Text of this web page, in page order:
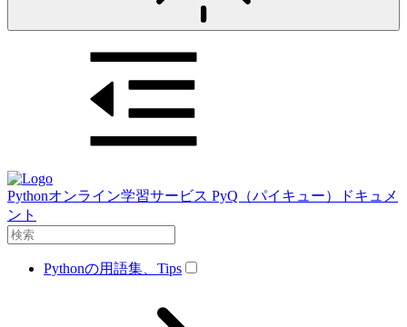
Pythonオンライン学習サービス PyQ（パイキュー）ドキュメ
ント
Pythonの用語集、Tips